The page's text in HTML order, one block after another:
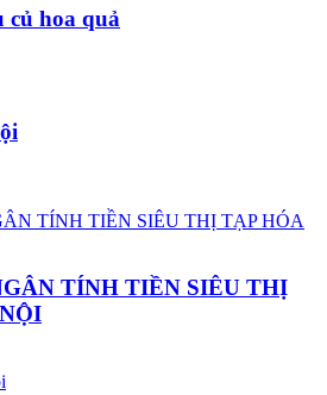
củ hoa quả
TÍNH TIỀN SIÊU THỊ